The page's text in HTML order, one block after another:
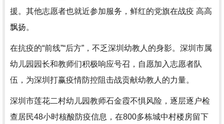
援。其他志愿者也就近参加服务，鲜红的党旗在战疫 高高
飘扬。
在抗疫的“前线”“后方”，不乏深圳幼教人的身影。深圳市属
幼儿园园长和教师们积极响应号召，自愿加入志愿者队
伍，为深圳打赢疫情防控阻击战贡献幼教人的力量。
深圳市莲花二村幼儿园教师石金霞不惧风险，逐层逐户检
查居民48小时核酸防疫信息，在800多栋城中村楼房留下